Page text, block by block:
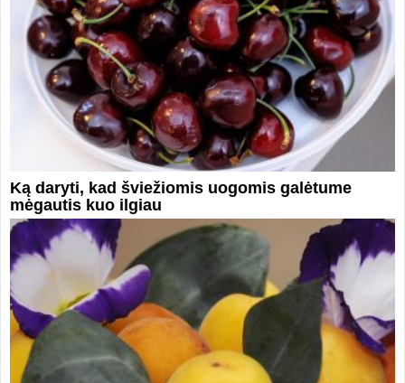
Ką daryti, kad šviežiomis uogomis galėtume
mėgautis kuo ilgiau